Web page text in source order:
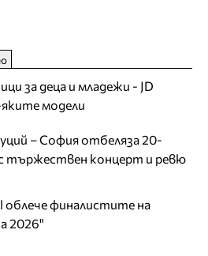
за деца и младежи - JD
модели
– София отбеляза 20-
тържествен концерт и ревю
облече финалистите на
2026"